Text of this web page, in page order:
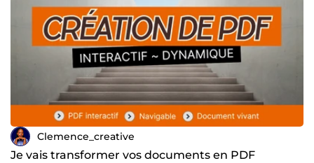
Clemence_creative
Je vais transformer vos documents en PDF